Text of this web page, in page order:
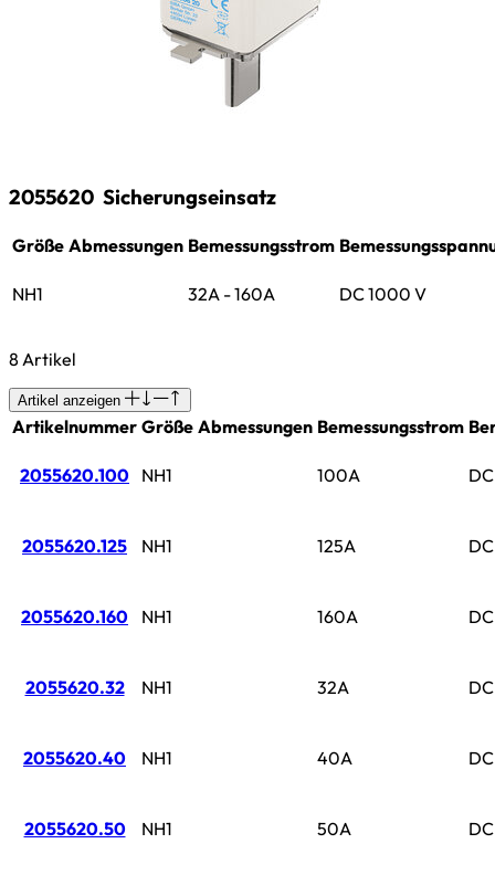
2055620 Sicherungseinsatz
Größe Abmessungen Bemessungsstrom
NH1 32A - 160A DC 1000 V
8 Artikel
Artikel anzeigen
Artikelnummer Größe Abmessungen Bemessungsstrom
2055620.100 NH1 100A
2055620.125 NH1 125A
2055620.160 NH1 160A
2055620.32 NH1 32A
2055620.40 NH1 40A
2055620.50 NH1 50A